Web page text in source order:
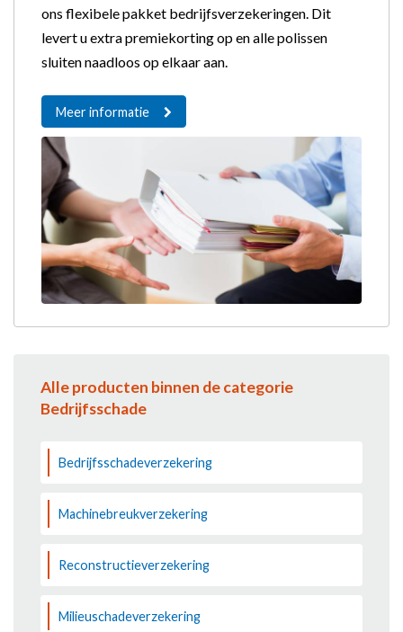
ons flexibele pakket bedrijfsverzekeringen. Dit
levert u extra premiekorting op en alle polissen
sluiten naadloos op elkaar aan.
Meer informatie
Alle producten binnen de categorie
Bedrijfsschade
Bedrijfsschadeverzekering
Machinebreukverzekering
Reconstructieverzekering
Milieuschadeverzekering